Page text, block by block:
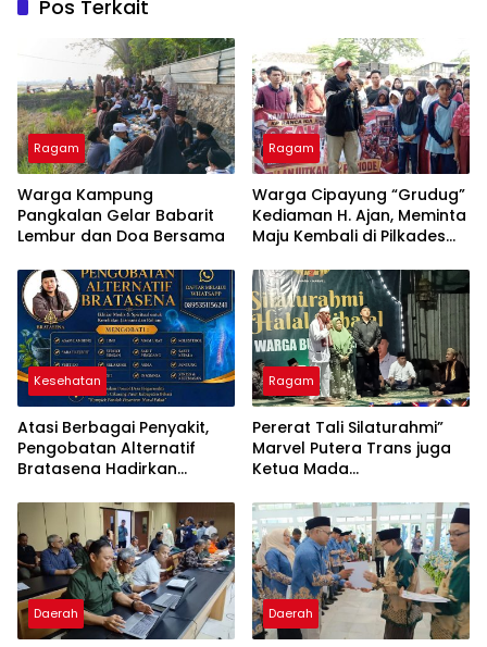
Pos Terkait
Ragam
Warga Kampung
Pangkalan Gelar Babarit
Lembur dan Doa Bersama
Ragam
Warga Cipayung “Grudug”
Kediaman H. Ajan, Meminta
Maju Kembali di Pilkades
Kesehatan
Atasi Berbagai Penyakit,
Pengobatan Alternatif
Bratasena Hadirkan
Doa, dan Herbal
Ragam
Pererat Tali Silaturahmi”
Marvel Putera Trans juga
Ketua Mada
Acara Halal Bihalal
Bersama Warga
Burangkeng Dan tokoh
Daerah Daerah